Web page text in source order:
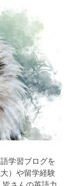
学習ブログを
）や留学経験